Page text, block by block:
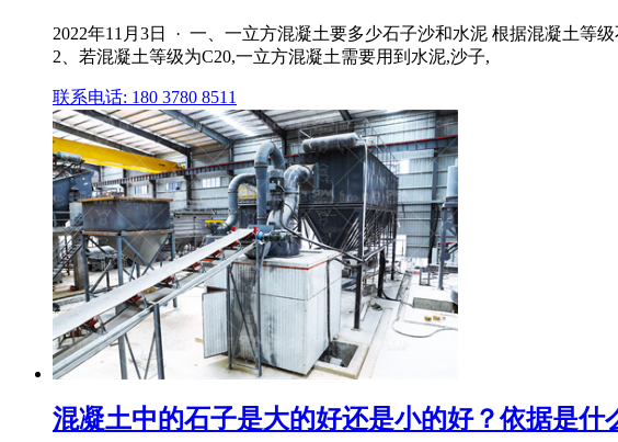
2022年11月3日 · 一、一立方混凝土要多少石子沙和水泥 根据混凝土等
2、若混凝土等级为C20,一立方混凝土需要用到水泥,沙子,
联系电话: 180 3780 8511
混凝土中的石子是大的好还是小的好？依据是什